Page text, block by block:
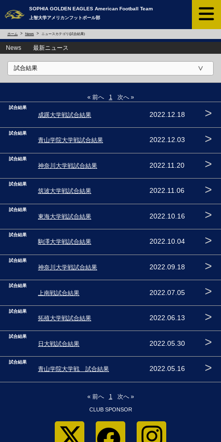
SOPHIA GOLDEN EAGLES ​American Football Team
上智大学アメリカンフットボール部
ホーム News ニュースカテゴリ(試合結果)
News 最新ニュース
« 前へ 1 次へ »
試合結果
成蹊大学戦試合結果 2022.12.18 >
試合結果
青山学院大学戦試合結果 2022.12.03 >
試合結果
神奈川大学戦試合結果 2022.11.20 >
試合結果
筑波大学戦試合結果 2022.11.06 >
試合結果
東海大学戦試合結果 2022.10.16 >
試合結果
駒澤大学戦試合結果 2022.10.04 >
試合結果
神奈川大学戦試合結果 2022.09.18 >
試合結果
上南戦試合結果 2022.07.05 >
試合結果
拓殖大学戦試合結果 2022.06.13 >
試合結果
日大戦試合結果 2022.05.30 >
試合結果
青山学院大学戦 試合結果 2022.05.16 >
« 前へ 1 次へ »
CLUB SPONSOR